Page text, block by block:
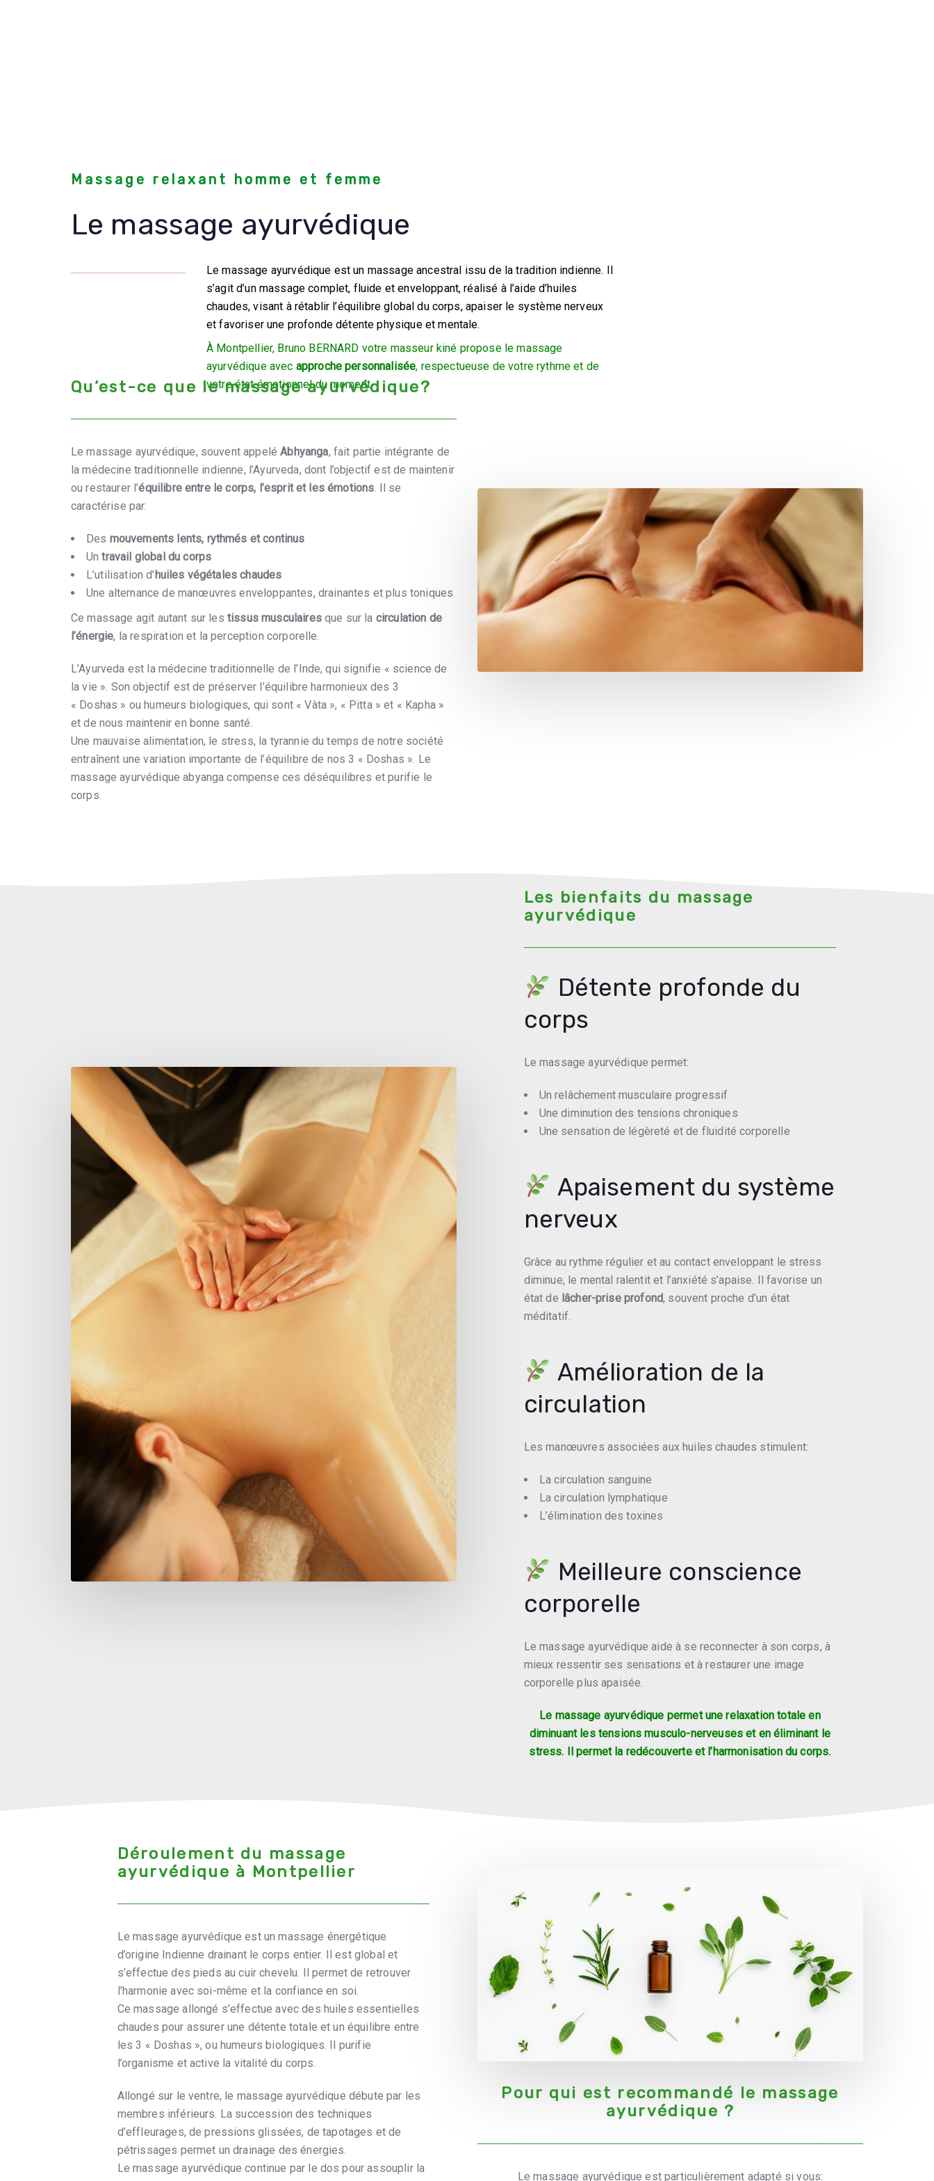
Massage relaxant homme et femme
Le massage ayurvédique
Le massage ayurvédique est un massage ancestral issu de la tradition indienne. Il
s’agit d’un massage complet, fluide et enveloppant, réalisé à l’aide d’huiles
chaudes, visant à rétablir l’équilibre global du corps, apaiser le système nerveux
et favoriser une profonde détente physique et mentale.
À Montpellier, Bruno BERNARD votre masseur kiné propose le massage
ayurvédique avec approche personnalisée, respectueuse de votre rythme et de
votre état émotionnel du moment.
Qu’est-ce que le massage ayurvédique?
Le massage ayurvédique, souvent appeléAbhyanga, fait partie intégrante de
la médecine traditionnelle indienne, l’Ayurveda, dont l’objectif est de maintenir
ou restaurer l’équilibre entre le corps, l’esprit et les émotions. Il se
caractérise par:
Des mouvements lents, rythmés et continus
Untravail global du corps
L’utilisation d’huiles végétales chaudes
Une alternance de manœuvres enveloppantes, drainantes et plus toniques
Ce massage agit autant sur les tissus musculairesque sur la circulation de
l’énergie, la respiration et la perception corporelle.
L’Ayurveda est la médecine traditionnelle de l’Inde, qui signifie « science de
la vie ». Son objectif est de préserver l’équilibre harmonieux des 3
« Doshas » ou humeurs biologiques, qui sont « Vàta », « Pitta » et « Kapha »
et de nous maintenir en bonne santé.
Une mauvaise alimentation, le stress, la tyrannie du temps de notre société
entraînent une variation importante de l’équilibre de nos 3 « Doshas ». Le
massage ayurvédique abyanga compense ces déséquilibres et purifie le
corps.
Les bienfaits du massage
ayurvédique
Détente profonde du
corps
Le massage ayurvédique permet:
Un relâchement musculaire progressif
Une diminution des tensions chroniques
Une sensation de légèreté et de fluidité corporelle
Apaisement du système
nerveux
Grâce au rythme régulier et au contact enveloppant le stress
diminue, le mental ralentit et l’anxiété s’apaise. Il favorise un
état de lâcher-prise profond, souvent proche d’un état
méditatif.
Amélioration de la
circulation
Les manœuvres associées aux huiles chaudes stimulent:
La circulation sanguine
La circulation lymphatique
L’élimination des toxines
Meilleure conscience
corporelle
Le massage ayurvédique aide à se reconnecter à son corps, à
mieux ressentir ses sensations et à restaurer une image
corporelle plus apaisée.
Le massage ayurvédique permet une relaxation totale en
diminuant les tensions musculo-nerveuses et en éliminant le
stress. Il permet la redécouverte et l’harmonisation du corps.
Déroulement du massage
ayurvédique à Montpellier
Le massage ayurvédique est un massage énergétique
d’origine Indienne drainant le corps entier. Il est global et
s’effectue des pieds au cuir chevelu. Il permet de retrouver
l’harmonie avec soi-même et la confiance en soi.
Ce massage allongé s’effectue avec des huiles essentielles
chaudes pour assurer une détente totale et un équilibre entre
les 3 « Doshas », ou humeurs biologiques. Il purifie
l’organisme et active la vitalité du corps.
Allongé sur le ventre, le massage ayurvédique débute par les
membres inférieurs. La succession des techniques
d’effleurages, de pressions glissées, de tapotages et de
pétrissages permet un drainage des énergies.
Le massage ayurvédique continue par le dos pour assouplir la
Pour qui est recommandé le massage
ayurvédique ?
Le massage ayurvédique est particulièrement adapté si vous: